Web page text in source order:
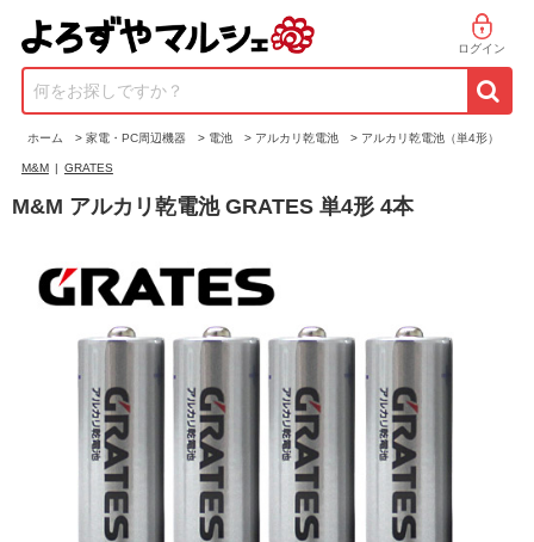
ログイン
何をお探しですか？
ホーム > 家電・PC周辺機器 > 電池 > アルカリ乾電池 > アルカリ乾電池（単4形）
M&M | GRATES
M&M アルカリ乾電池 GRATES 単4形 4本